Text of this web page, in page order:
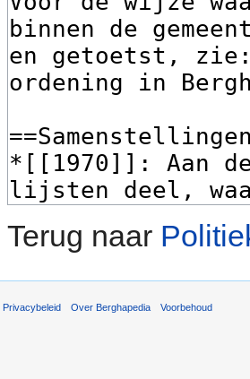
Terug naar
Privacybeleid Over Berghapedia Voorbehoud